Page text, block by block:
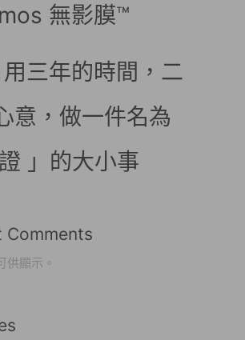
無影膜™
三年的時間，二
意，做一件名為
證 」的大小事
Comments
供顯示。